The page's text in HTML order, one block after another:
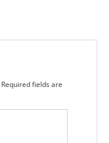
Required fields are